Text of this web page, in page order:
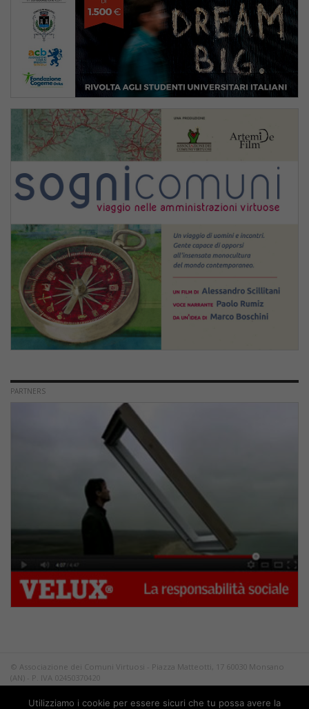
PARTNERS
© Associazione dei Comuni Virtuosi - Piazza Matteotti, 17 60030 Monsano
(AN) - P. IVA 02450370420
Tutti i diritti riservati.
PrivacyUtilizziamo i cookie per essere sicuri che tu possa avere la